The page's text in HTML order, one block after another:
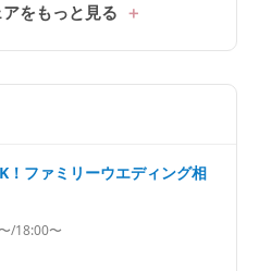
をもっと見る
！ファミリーウエディング相
/18:00〜